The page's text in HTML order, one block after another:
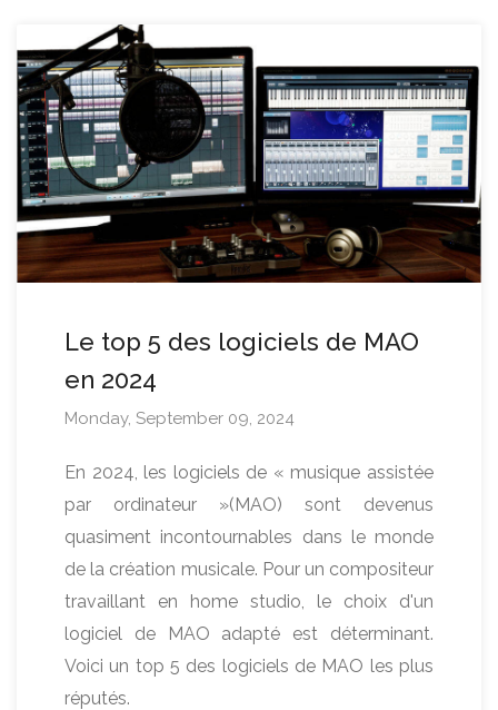
Le top 5 des logiciels de MAO
en 2024
Monday, September 09, 2024
En 2024, les logiciels de « musique assistée
par ordinateur »(MAO) sont devenus
quasiment incontournables dans le monde
de la création musicale. Pour un compositeur
travaillant en home studio, le choix d'un
logiciel de MAO adapté est déterminant.
Voici un top 5 des logiciels de MAO les plus
réputés.